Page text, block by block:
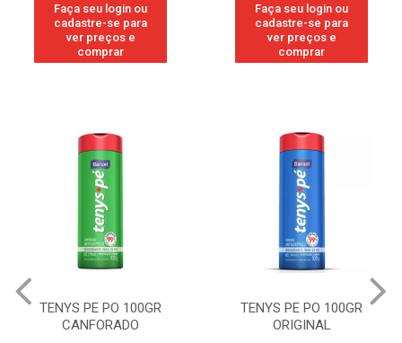
Faça seu login ou
cadastre-se para
ver preços e
comprar
Faça seu login ou
cadastre-se para
ver preços e
comprar
TENYS PE PO 100GR
ORIGINAL
TENYS PE PO
WOMAN